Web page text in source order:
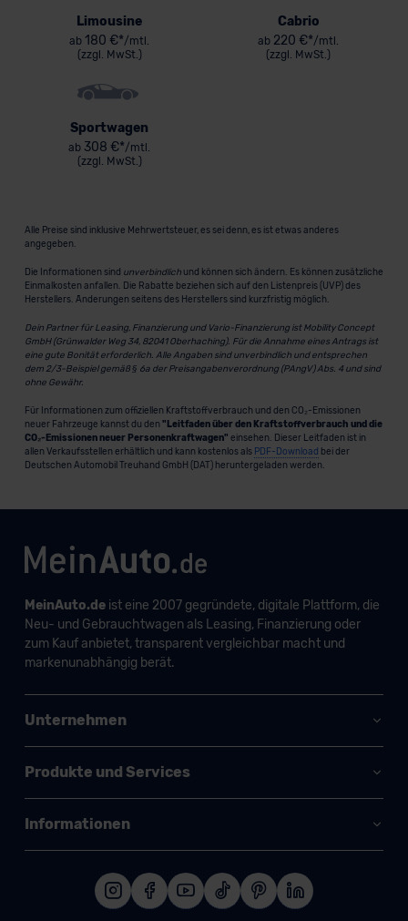
Limousine
ab 180 €*/mtl.
(zzgl. MwSt.)
Cabrio
ab 220 €*/mtl.
(zzgl. MwSt.)
Sportwagen
ab 308 €*/mtl.
(zzgl. MwSt.)
Alle Preise sind inklusive Mehrwertsteuer, es sei denn, es ist etwas anderes
angegeben.
Die Informationen sind unverbindlichund können sich ändern. Es können zusätzliche
Einmalkosten anfallen. Die Rabatte beziehen sich auf den Listenpreis (UVP) des
Herstellers. Änderungen seitens des Herstellers sind kurzfristig möglich.
Dein Partner für Leasing, Finanzierung und Vario-Finanzierung ist Mobility Concept
GmbH (Grünwalder Weg 34, 82041 Oberhaching). Für die Annahme eines Antrags ist
eine gute Bonität erforderlich. Alle Angaben sind unverbindlich und entsprechen
dem 2/3-Beispiel gemäß § 6a der Preisangabenverordnung (PAngV) Abs. 4 und sind
ohne Gewähr.
Für Informationen zum offiziellen Kraftstoffverbrauch und den CO₂-Emissionen
neuer Fahrzeuge kannst du den "Leitfaden über den Kraftstoffverbrauch und die
CO₂-Emissionen neuer Personenkraftwagen" einsehen. Dieser Leitfaden ist in
allen Verkaufsstellen erhältlich und kann kostenlos als PDF-Download bei der
Deutschen Automobil Treuhand GmbH (DAT) heruntergeladen werden.
MeinAuto.deist eine 2007 gegründete, digitale Plattform, die
Neu- und Gebrauchtwagen als Leasing, Finanzierung oder
zum Kauf anbietet, transparent vergleichbar macht und
markenunabhängig berät.
Unternehmen
Produkte und Services
Informationen